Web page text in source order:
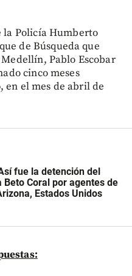
la Policía Humberto
de Búsqueda que
Pablo Escobar
cinco meses
en el mes de abril de
fue la detención del
Beto Coral por agentes de
Estados Unidos